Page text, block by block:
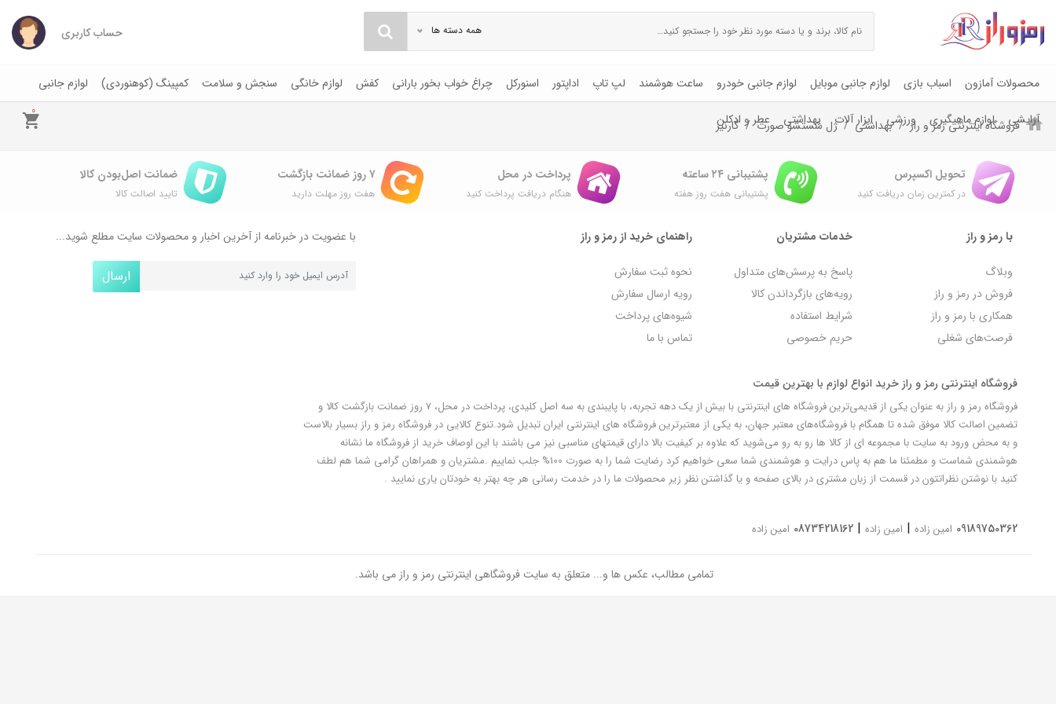
همه دسته ها حساب کاربری
محصولات آمازون اسباب بازی لوازم جانبی موبایل لوازم جانبی خودرو ساعت هوشمند لپ تاپ اداپتور اسنورکل چراغ خواب بخور بارانی کفش لوازم خانگی سنجش و سلامت کمپینگ (کوهنوردی) لوازم جانبی
آرایشی لوازم ماهیگیری ورزشی ابزار آلات بهداشتی عطر و ادکلن
0
فروشگاه اینترنتی رمز و راز بهداشتی ژل شستشو صورت گارنیر
تحویل اکسپرس
در کمترین زمان دریافت کنید
پشتیبانی ۲۴ ساعته
پشتیبانی هفت روز هفته
پرداخت در محل
هنگام دریافت پرداخت کنید
۷ روز ضمانت بازگشت
هفت روز مهلت دارید
ضمانت اصل‌بودن کالا
تایید اصالت کالا
با رمز و راز
وبلاگ
فروش در رمز و راز
همکاری با رمز و راز
فرصت‌های شغلی
خدمات مشتریان
پاسخ به پرسش‌های متداول
رویه‌های بازگرداندن کالا
شرایط استفاده
حریم خصوصی
راهنمای خرید از رمز و راز
نحوه ثبت سفارش
رویه ارسال سفارش
شیوه‌های پرداخت
تماس با ما
با عضویت در خبرنامه از آخرین اخبار و محصولات سایت مطلع شوید...
ارسال
فروشگاه اینترنتی رمز و راز خرید انواع لوازم با بهترین قیمت
فروشگاه رمز و راز به عنوان یکی از قدیمی‌ترین فروشگاه های اینترنتی با بیش از یک دهه تجربه، با پایبندی به سه اصل کلیدی، پرداخت در محل، 7 روز ضمانت بازگشت کالا و
تضمین اصالت کالا موفق شده تا همگام با فروشگاه‌های معتبر جهان، به یکی از معتبرترین فروشگاه های اینترنتی ایران تبدیل شود.تنوع کالایی در فروشگاه رمز و راز بسیار بالاست
و به محض ورود به سایت با مجموعه ای از کالا ها رو به رو می‌شوید که علاوه بر کیفیت بالا دارای قیمتهای مناسبی نیز می باشند با این اوصاف خرید از فروشگاه ما نشانه
هوشمندی شماست و مطمئنا ما هم به پاس درایت و هوشمندی شما سعی خواهیم کرد رضایت شما را به صورت 100% جلب نماییم .مشتریان و همراهان گرامی شما هم لطف
کنید با نوشتن نظراتتون در قسمت از زبان مشتری در بالای صفحه و یا گذاشتن نظر زیر محصولات ما را در خدمت رسانی هر چه بهتر به خودتان یاری نمایید .
09189750362 امین زاده | امین زاده |
08734218162 امین زاده
تمامی مطالب، عکس ها و... متعلق به سایت فروشگاهی اینترنتی رمز و راز می باشد.